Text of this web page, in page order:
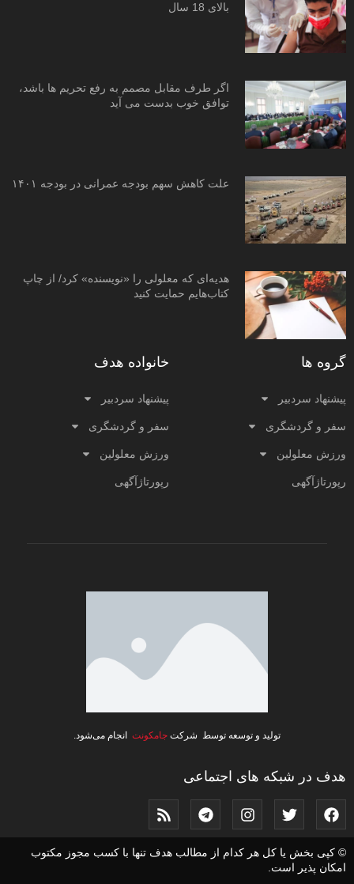
بالای 18 سال
اگر طرف مقابل مصمم به رفع تحریم ها باشد،
توافق خوب بدست می آید
علت کاهش سهم بودجه عمرانی در بودجه ۱۴۰۱
هدیه‌ای که معلولی را «نویسنده» کرد/ از چاپ
کتاب‌هایم حمایت کنید
گروه ها
پیشنهاد سردبیر
سفر و گردشگری
ورزش معلولین
رپورتاژآگهی
خانواده هدف
پیشنهاد سردبیر
سفر و گردشگری
ورزش معلولین
رپورتاژآگهی
تولید و توسعه توسط شرکت جامکونت انجام می‌شود.
هدف در شبکه های اجتماعی
© کپی بخش یا کل هر کدام از مطالب هدف تنها با کسب مجوز مکتوب
امکان پذیر است.